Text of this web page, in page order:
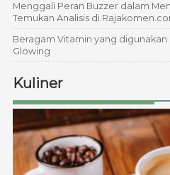
Menggali Peran Buzzer dalam
Temukan Analisis di
Beragam Vitamin yang
Glowing
Kuliner